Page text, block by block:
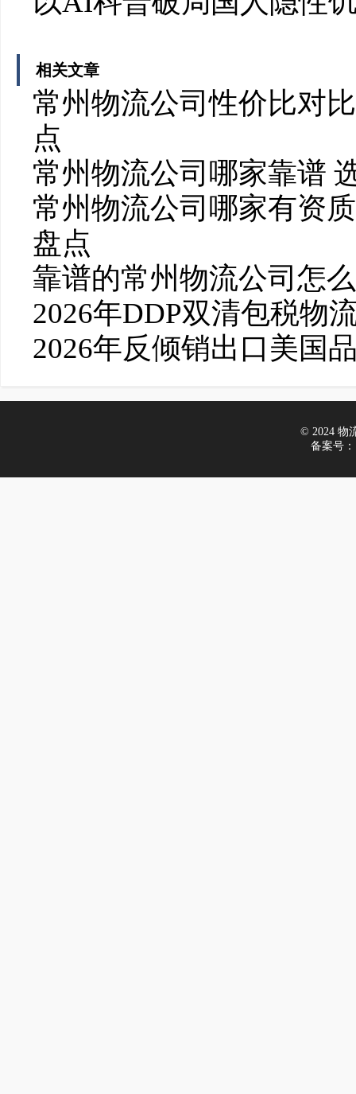
相关文章
常州物流公司性价比对
点
常州物流公司哪家靠谱
常州物流公司哪家有资
盘点
靠谱的常州物流公司怎
2026年DDP双清包税物
2026年反倾销出口美国
© 2024 物
备案号：